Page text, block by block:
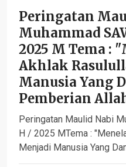
Peringatan
Muhammad
2025 M Tema :
Akhlak
Manusia Yang
Pemberian
Peringatan Maulid Nabi
H / 2025 MTema :
Menjadi Manusia Yang